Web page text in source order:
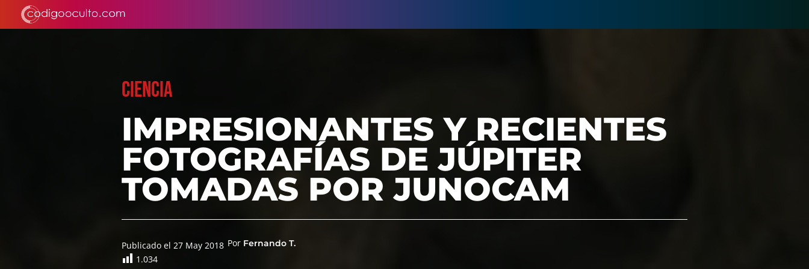
CIENCIA
IMPRESIONANTES Y RECIENTES
FOTOGRAFÍAS DE JÚPITER
TOMADAS POR JUNOCAM
Publicado el 27 May 2018 Por Fernando T.
1.034